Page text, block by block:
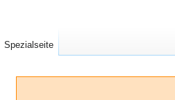
Spezialseite